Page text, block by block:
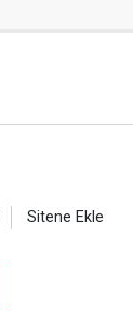
Sitene Ekle